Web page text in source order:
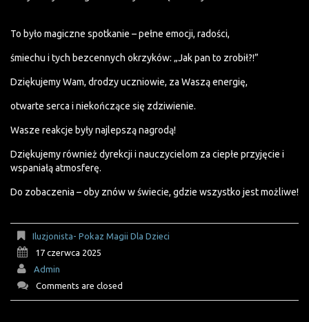
To było magiczne spotkanie – pełne emocji, radości,
śmiechu i tych bezcennych okrzyków: „Jak pan to zrobił?!”
Dziękujemy Wam, drodzy uczniowie, za Waszą energię,
otwarte serca i niekończące się zdziwienie.
Wasze reakcje były najlepszą nagrodą!
Dziękujemy również dyrekcji i nauczycielom za ciepłe przyjęcie i
wspaniałą atmosferę.
Do zobaczenia – oby znów w świecie, gdzie wszystko jest możliwe!
Iluzjonista- Pokaz Magii Dla Dzieci
17 czerwca 2025
Admin
Comments are closed